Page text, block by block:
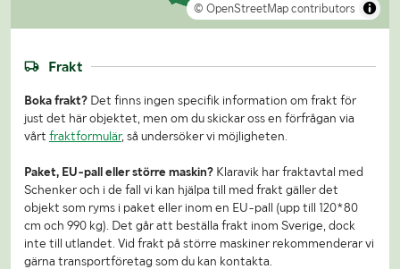
© OpenStreetMap contributors
Frakt
Boka frakt? Det finns ingen specifik information om frakt för
just det här objektet, men om du skickar oss en förfrågan via
vårt fraktformulär, så undersöker vi möjligheten.
Paket, EU-pall eller större maskin? Klaravik har fraktavtal med
Schenker och i de fall vi kan hjälpa till med frakt gäller det
objekt som ryms i paket eller inom en EU-pall (upp till 120*80
cm och 990 kg). Det går att beställa frakt inom Sverige, dock
inte till utlandet. Vid frakt på större maskiner rekommenderar vi
gärna transportföretag som du kan kontakta.